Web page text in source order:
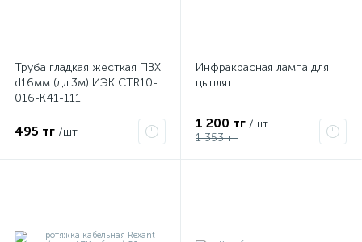
Труба гладкая жесткая ПВХ
d16мм (дл.3м) ИЭК CTR10-
016-K41-111I
495 тг /шт
Инфракрасная лампа для
цыплят
1 200 тг /шт
1 353 тг